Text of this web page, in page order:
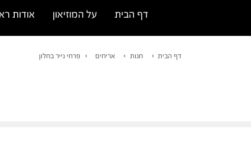
דף הבית על המוזיאון אודות
דף הבית חנות אריחים פרחי נייר בחלון